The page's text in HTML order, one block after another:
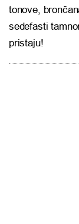
tonove,
sedefasti
pristaju!